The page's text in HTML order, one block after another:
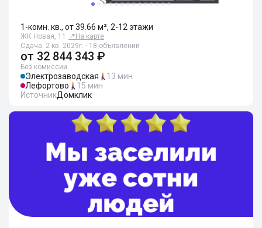
1-комн. кв., от 39.66 м², 2-12 этажи
ЖК Новая, 11 📍 На карте
Сдача: 2 кв. 2029г. · 18 объявлений
от 32 844 343 ₽
Без комиссии
Электрозаводская
13 мин
Лефортово
15 мин
ИсточникДомклик